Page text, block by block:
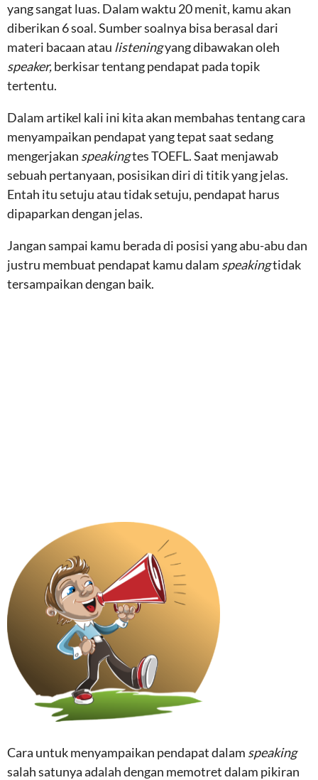
yang sangat luas. Dalam waktu 20 menit, kamu akan
diberikan 6 soal. Sumber soalnya bisa berasal dari
materi bacaan atau listeningyang dibawakan oleh
speaker,berkisar tentang pendapat pada topik
tertentu.
Dalam artikel kali ini kita akan membahas tentang cara
menyampaikan pendapat yang tepat saat sedang
mengerjakan speakingtes TOEFL. Saat menjawab
sebuah pertanyaan, posisikan diri di titik yang jelas.
Entah itu setuju atau tidak setuju, pendapat harus
dipaparkan dengan jelas.
Jangan sampai kamu berada di posisi yang abu-abu dan
justru membuat pendapat kamu dalam speakingtidak
tersampaikan dengan baik.
Cara untuk menyampaikan pendapat dalam speaking
salah satunya adalah dengan memotret dalam pikiran